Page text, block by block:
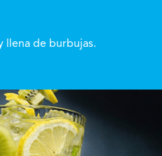
llena de burbujas.